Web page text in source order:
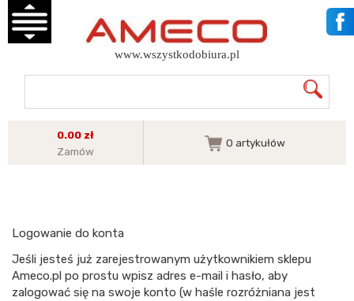
www.wszystkodobiura.pl
0.00 zł
Zamów
0 artykułów
Logowanie do konta
Jeśli jesteś już zarejestrowanym użytkownikiem sklepu
Ameco.pl po prostu wpisz adres e-mail i hasło, aby
zalogować się na swoje konto (w haśle rozróżniana jest